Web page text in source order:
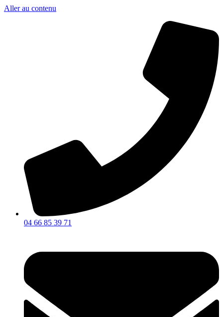
Aller au contenu
04 66 85 39 71